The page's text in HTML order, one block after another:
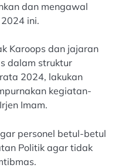
dan mengawal
ini.
Karoops dan jajaran
dalam struktur
2024, lakukan
kegiatan-
Imam.
personel betul-betul
Politik agar tidak